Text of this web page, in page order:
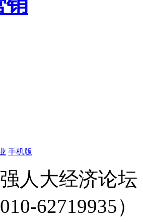
手机版
人大经济论
62719935）